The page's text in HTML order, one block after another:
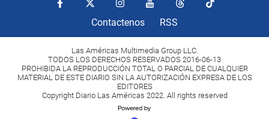
Contactenos RSS
Las Américas Multimedia Group LLC.
TODOS LOS DERECHOS RESERVADOS 2016-06-13
PROHIBIDA LA REPRODUCCIÓN TOTAL O PARCIAL DE CUALQUIER
MATERIAL DE ESTE DIARIO SIN LA AUTORIZACIÓN EXPRESA DE LOS
EDITORES
Copyright Diario Las Américas 2022. All rights reserved